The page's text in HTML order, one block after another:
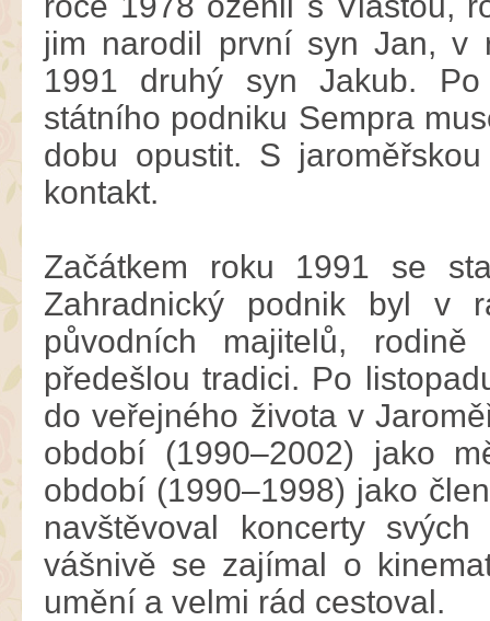
jim narodil první syn Jan, v
1991 druhý syn Jakub.
státního podniku Sempra
dobu opustit. S
kontakt.
Začátkem roku 1991 se
Zahradnický podnik byl v
původních majitelů,
předešlou tradici. Po
do veřejného života v
období (1990–2002) jako
období (1990–1998) jako
navštěvoval koncerty
vášnivě se zajímal o
umění a velmi rád cestoval.